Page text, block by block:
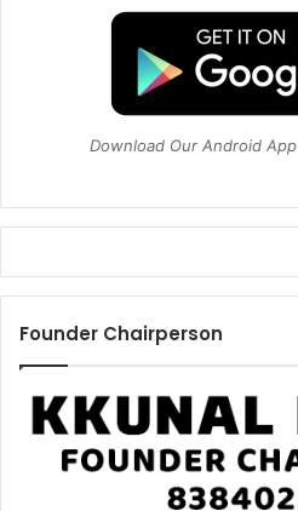
Download Our Android App
Founder Chairperson